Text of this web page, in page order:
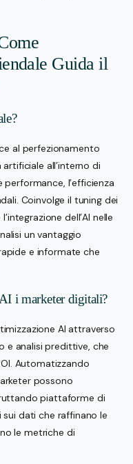
Guida il
al perfezionamento
all’interno di
l’efficienza
Coinvolge il tuning dei
dell’AI nelle
un vantaggio
e informate che
i marketer digitali?
AI attraverso
e analisi predittive, che
Automatizzando
possono
piattaforme di
dati che raffinano le
le metriche di